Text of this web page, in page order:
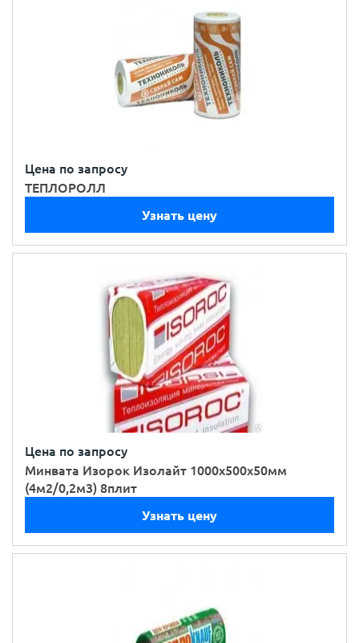
Цена по запросу
ТЕПЛОРОЛЛ
Узнать цену
Цена по запросу
Минвата Изорок Изолайт 1000х500х50мм
(4м2/0,2м3) 8плит
Узнать цену